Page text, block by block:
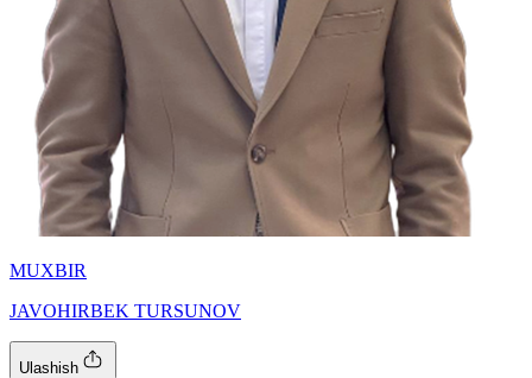
MUXBIR
JAVOHIRBEK TURSUNOV
Ulashish